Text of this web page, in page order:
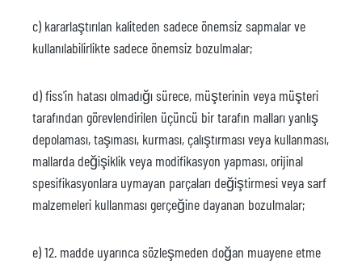
c) kararlaştırılan kaliteden sadece önemsiz sapmalar ve
kullanılabilirlikte sadece önemsiz bozulmalar;
d) fiss'in hatası olmadığı sürece, müşterinin veya müşteri
tarafından görevlendirilen üçüncü bir tarafın malları yanlış
depolaması, taşıması, kurması, çalıştırması veya kullanması,
mallarda değişiklik veya modifikasyon yapması, orijinal
spesifikasyonlara uymayan parçaları değiştirmesi veya sarf
malzemeleri kullanması gerçeğine dayanan bozulmalar;
e) 12. madde uyarınca sözleşmeden doğan muayene etme